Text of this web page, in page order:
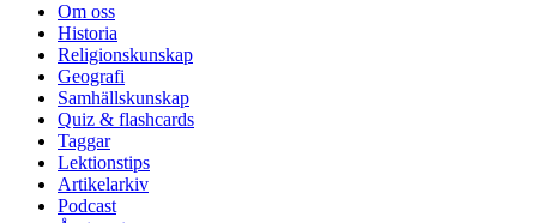
Om oss
Historia
Religionskunskap
Geografi
Samhällskunskap
Quiz & flashcards
Taggar
Lektionstips
Artikelarkiv
Podcast